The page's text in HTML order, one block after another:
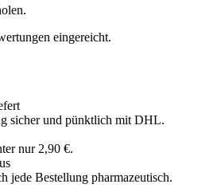
eingereicht.
sicher und pünktlich mit DHL.
nur 2,90 €.
jede Bestellung pharmazeutisch.